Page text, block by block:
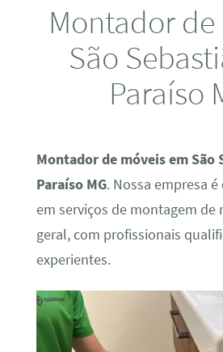
Montador
São
Paraíso
Montador de móveis em São
Paraíso MG. Nossa empresa
em serviços de montagem de
geral, com profissionais
experientes.